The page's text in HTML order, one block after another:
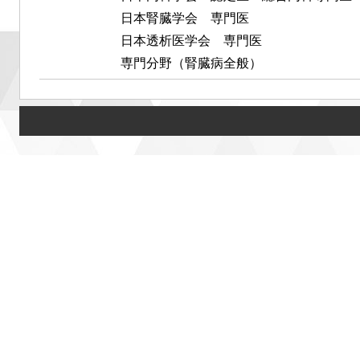
日本腎臓学会 専門医
日本透析医学会 専門医
専門分野（腎臓病全般）